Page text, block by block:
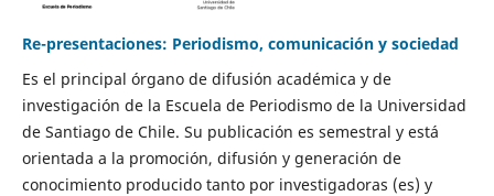
Re-presentaciones: Periodismo, comunicación y sociedad
Es el principal órgano de difusión académica y de
investigación de la Escuela de Periodismo de la Universidad
de Santiago de Chile. Su publicación es semestral y está
orientada a la promoción, difusión y generación de
conocimiento producido tanto por investigadoras (es) y